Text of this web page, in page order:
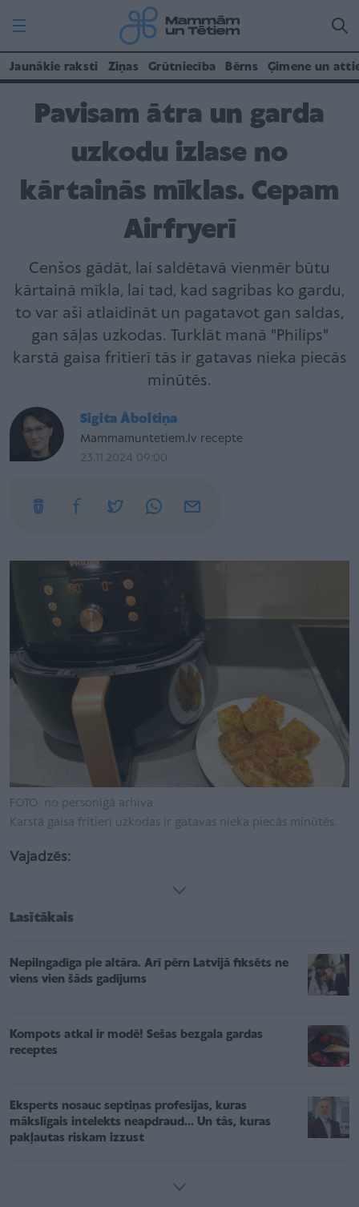
Jaunākie raksti Ziņas Grūtniecība Bērns Ģimene un
Pavisam ātra un garda
uzkodu izlase no
kārtainās mīklas. Cepam
Airfryerī
Cenšos gādāt, lai saldētavā vienmēr būtu
kārtainā mīkla, lai tad, kad sagribas ko gardu,
to var aši atlaidināt un pagatavot gan saldas,
gan sāļas uzkodas. Turklāt manā "Philips"
karstā gaisa fritierī tās ir gatavas nieka piecās
minūtēs.
Sigita Āboltiņa
Mammamuntetiem.lv recepte
23.11.2024 09:00
FOTO: no personīgā arhīva
Karstā gaisa fritierī uzkodas ir gatavas nieka piecās minūtēs.
Vajadzēs:
Lasītākais
Nepilngadīga pie altāra. Arī pērn Latvijā fiksēts ne
viens vien šāds gadījums
Kompots atkal ir modē! Sešas bezgala gardas
receptes
Eksperts nosauc septiņas profesijas, kuras
mākslīgais intelekts neapdraud... Un tās, kuras
pakļautas riskam izzust